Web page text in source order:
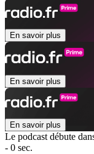
En savoir plus
En savoir plus
En savoir plus
Le podcast débute
- 0 sec.